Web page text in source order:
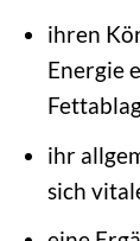
ihren
Energie
ihr
sich